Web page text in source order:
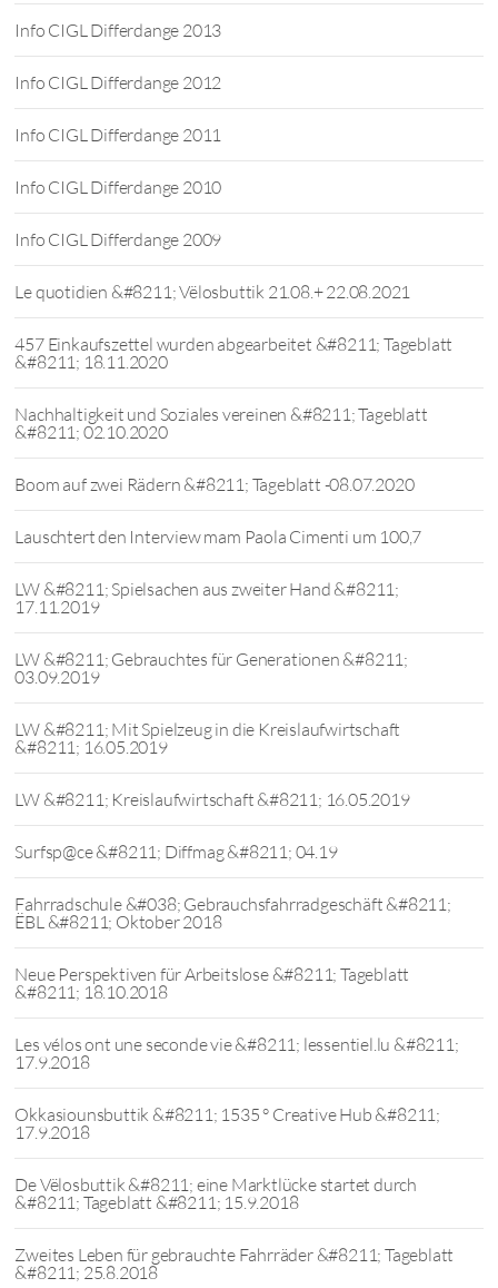
Info CIGL Differdange 2013
Info CIGL Differdange 2012
Info CIGL Differdange 2011
Info CIGL Differdange 2010
Info CIGL Differdange 2009
Le quotidien &#8211; Vëlosbuttik 21.08.+ 22.08.2021
457 Einkaufszettel wurden abgearbeitet &#8211; Tageblatt
&#8211; 18.11.2020
Nachhaltigkeit und Soziales vereinen &#8211; Tageblatt
&#8211; 02.10.2020
Boom auf zwei Rädern &#8211; Tageblatt -08.07.2020
Lauschtert den Interview mam Paola Cimenti um 100,7
LW &#8211; Spielsachen aus zweiter Hand &#8211;
17.11.2019
LW &#8211; Gebrauchtes für Generationen &#8211;
03.09.2019
LW &#8211; Mit Spielzeug in die Kreislaufwirtschaft
&#8211; 16.05.2019
LW &#8211; Kreislaufwirtschaft &#8211; 16.05.2019
Surfsp@ce &#8211; Diffmag &#8211; 04.19
Fahrradschule &#038; Gebrauchsfahrradgeschäft &#8211;
ËBL &#8211; Oktober 2018
Neue Perspektiven für Arbeitslose &#8211; Tageblatt
&#8211; 18.10.2018
Les vélos ont une seconde vie &#8211; lessentiel.lu &#8211;
17.9.2018
Okkasiounsbuttik &#8211; 1535 ° Creative Hub &#8211;
17.9.2018
De Vëlosbuttik &#8211; eine Marktlücke startet durch
&#8211; Tageblatt &#8211; 15.9.2018
Zweites Leben für gebrauchte Fahrräder &#8211; Tageblatt
&#8211; 25.8.2018